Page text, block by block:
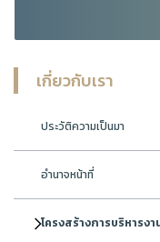
เกี่ยวกับเรา
ประวัติความเป็นมา
อำนาจหน้าที่
โครงสร้างการบริหารงา